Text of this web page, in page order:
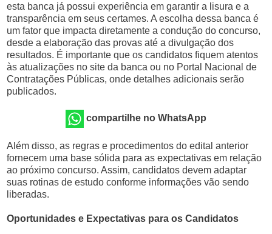
esta banca já possui experiência em garantir a lisura e a
transparência em seus certames. A escolha dessa banca é
um fator que impacta diretamente a condução do concurso,
desde a elaboração das provas até a divulgação dos
resultados. É importante que os candidatos fiquem atentos
às atualizações no site da banca ou no Portal Nacional de
Contratações Públicas, onde detalhes adicionais serão
publicados.
compartilhe no WhatsApp
Além disso, as regras e procedimentos do edital anterior
fornecem uma base sólida para as expectativas em relação
ao próximo concurso. Assim, candidatos devem adaptar
suas rotinas de estudo conforme informações vão sendo
liberadas.
Oportunidades e Expectativas para os Candidatos